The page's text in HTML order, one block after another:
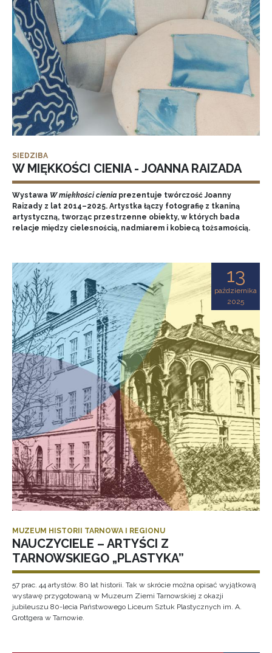
SIEDZIBA
W MIĘKKOŚCI CIENIA - JOANNA RAIZADA
Wystawa W miękkości cieniaprezentuje twórczość Joanny
Raizady z lat 2014–2025. Artystka łączy fotografię z tkaniną
artystyczną, tworząc przestrzenne obiekty, w których bada
relacje między cielesnością, nadmiarem i kobiecą tożsamością.
13
października
2025
MUZEUM HISTORII TARNOWA I REGIONU
NAUCZYCIELE – ARTYŚCI Z
TARNOWSKIEGO „PLASTYKA”
57 prac. 44 artystów. 80 lat historii. Tak w skrócie można opisać wyjątkową
wystawę przygotowaną w Muzeum Ziemi Tarnowskiej z okazji
jubileuszu 80-lecia Państwowego Liceum Sztuk Plastycznych im. A.
Grottgera w Tarnowie.